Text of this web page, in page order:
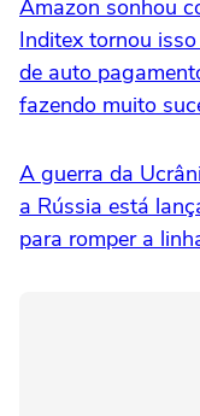
Amazon sonhou
Inditex tornou
de auto
fazendo muito
A guerra da
a Rússia está
para romper a